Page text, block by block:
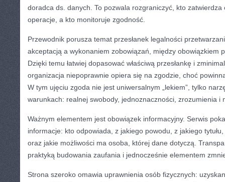
doradca ds. danych. To pozwala rozgraniczyć, kto zatwierdza
operacje, a kto monitoruje zgodność.
Przewodnik porusza temat przesłanek legalności
akceptacją a wykonaniem zobowiązań, między obowiązkiem
Dzięki temu łatwiej dopasować właściwą przesłankę i
organizacja niepoprawnie opiera się na zgodzie, choć
W tym ujęciu zgoda nie jest uniwersalnym „lekiem”, tylko
warunkach: realnej swobody, jednoznaczności, zrozumienia i
Ważnym elementem jest obowiązek informacyjny. Serwis
informacje: kto odpowiada, z jakiego powodu, z jakiego
oraz jakie możliwości ma osoba, której dane dotyczą.
praktyką budowania zaufania i jednocześnie elementem
Strona szeroko omawia uprawnienia osób fizycznych: